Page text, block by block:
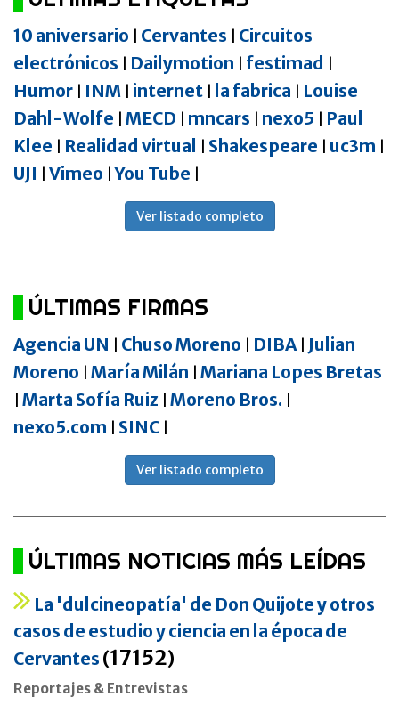
10 aniversario Cervantes
Circuitos
electrónicos
Dailymotion festimad
Humor INM internet la fabrica
Louise
Dahl-Wolfe MECD mncars nexo5
Paul
Klee
Realidad virtual Shakespeare uc3m
UJI Vimeo |You Tube
Ver listado completo
ÚLTIMAS FIRMAS
Agencia UN Chuso Moreno DIBA
Julian
Moreno María Milán Mariana Lopes Bretas
Marta Sofía Ruiz Moreno Bros.
nexo5.com SINC
Ver listado completo
ÚLTIMAS NOTICIAS MÁS LEÍDAS
La 'dulcineopatía' de Don Quijote y otros
casos de estudio y ciencia en la época de
Cervantes (17152)
Reportajes & Entrevistas